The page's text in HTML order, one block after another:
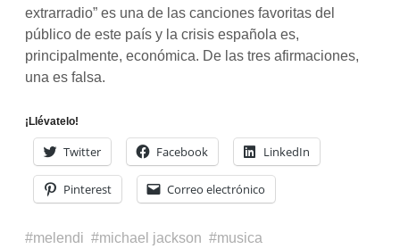
extrarradio” es una de las canciones favoritas del
público de este país y la crisis española es,
principalmente, económica. De las tres afirmaciones,
una es falsa.
¡Llévatelo!
Twitter Facebook LinkedIn
Pinterest Correo electrónico
melendi michael jackson musica